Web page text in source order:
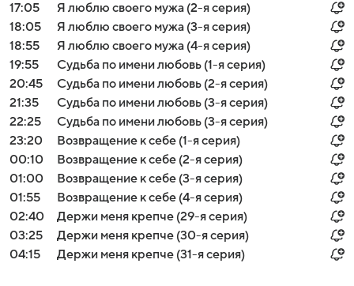
17:05
Я люблю своего мужа (2-я серия)
18:05
Я люблю своего мужа (3-я серия)
18:55
Я люблю своего мужа (4-я серия)
19:55
Судьба по имени любовь (1-я серия)
20:45
Судьба по имени любовь (2-я серия)
21:35
Судьба по имени любовь (3-я серия)
22:25
Судьба по имени любовь (3-я серия)
23:20
Возвращение к себе (1-я серия)
00:10
Возвращение к себе (2-я серия)
01:00
Возвращение к себе (3-я серия)
01:55
Возвращение к себе (4-я серия)
02:40
Держи меня крепче (29-я серия)
03:25
Держи меня крепче (30-я серия)
04:15
Держи меня крепче (31-я серия)